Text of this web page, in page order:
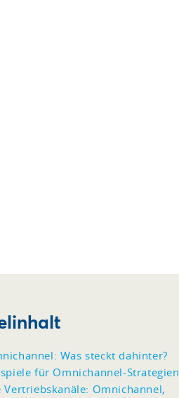
Was steckt dahinter?
für Omnichannel-Strategien
Vertriebskanäle: Omnichannel,